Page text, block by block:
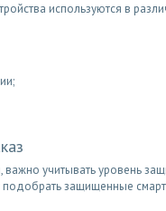
используются в
учитывать уровень
подобрать защищенные